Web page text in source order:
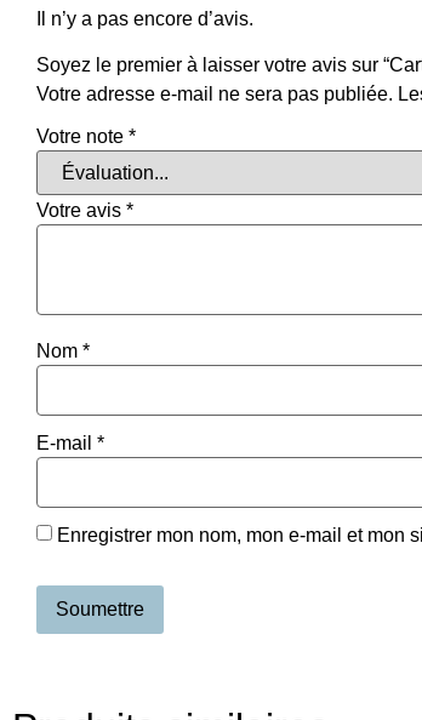
Il n’y a pas encore d’avis.
Soyez le premier à laisser votre avis sur
Votre adresse e-mail ne sera pas publiée.
Votre note *
Votre avis *
Nom *
E-mail *
Enregistrer mon nom, mon e-mail et mon